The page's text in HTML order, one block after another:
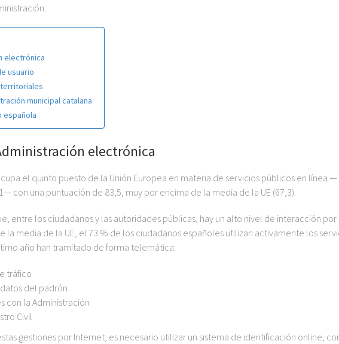
electrónica
usuario
municipal catalana
española
electrónica
el quinto puesto de la Unión Europea en materia de servicios públicos en línea —
con una puntuación de 83,5, muy por encima de la media de la UE (67,3).
entre los ciudadanos y las autoridades públicas, hay un alto nivel de interacción por
la media de la UE, el 73 % de los ciudadanos españoles utilizan activamente los
año han tramitado de forma telemática:
tráfico
del padrón
con la Administración
Civil
gestiones por Internet, es necesario utilizar un sistema de identificación online,